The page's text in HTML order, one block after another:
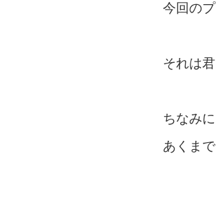
今回の
それは
ちなみ
あくま